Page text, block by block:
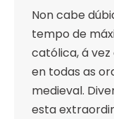
Non cabe
tempo de
católica, á
en todas as
medieval.
esta